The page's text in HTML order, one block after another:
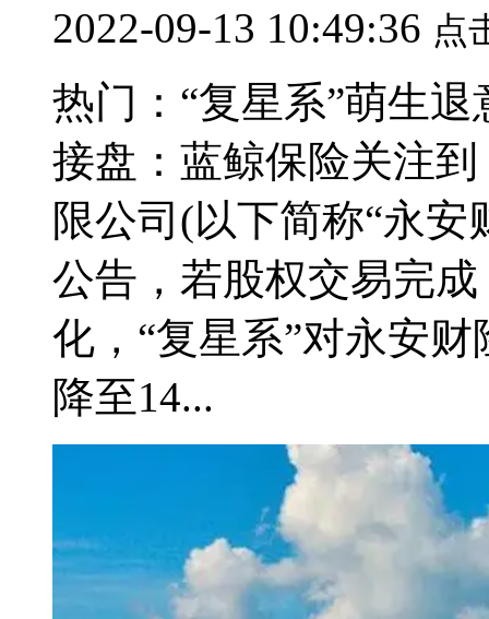
2022-09-13 10:49:36 点
热门：“复星系”萌生
接盘：蓝鲸保险关注
限公司(以下简称“永
公告，若股权交易完
化，“复星系”对永安
降至14...